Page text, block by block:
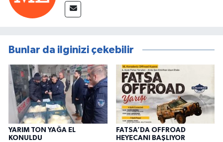
Bunlar da ilginizi çekebilir
YARIM TON YAĞA EL
KONULDU
FATSA’DA OFFROAD
HEYECANI BAŞLIYOR